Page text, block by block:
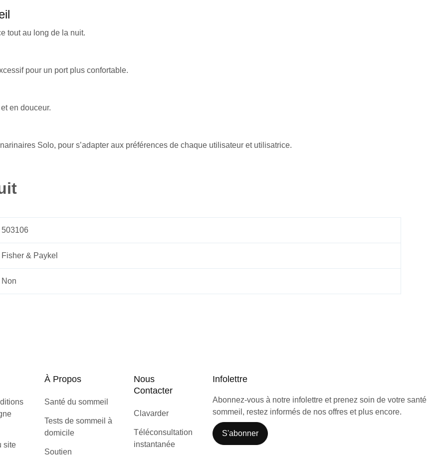
tout au long de la nuit.
pour un port plus confortable.
en douceur.
Solo, pour s’adapter aux préférences de chaque utilisateur et utilisatrice.
503106
Fisher & Paykel
Non
site
À Propos
Santé du sommeil
Tests de sommeil à
domicile
Soutien
Nous
Contacter
Clavarder
Téléconsultation
instantanée
Infolettre
Abonnez-vous à notre infolettre et prenez soin de votre santé
sommeil, restez informés de nos offres et plus encore.
S'abonner